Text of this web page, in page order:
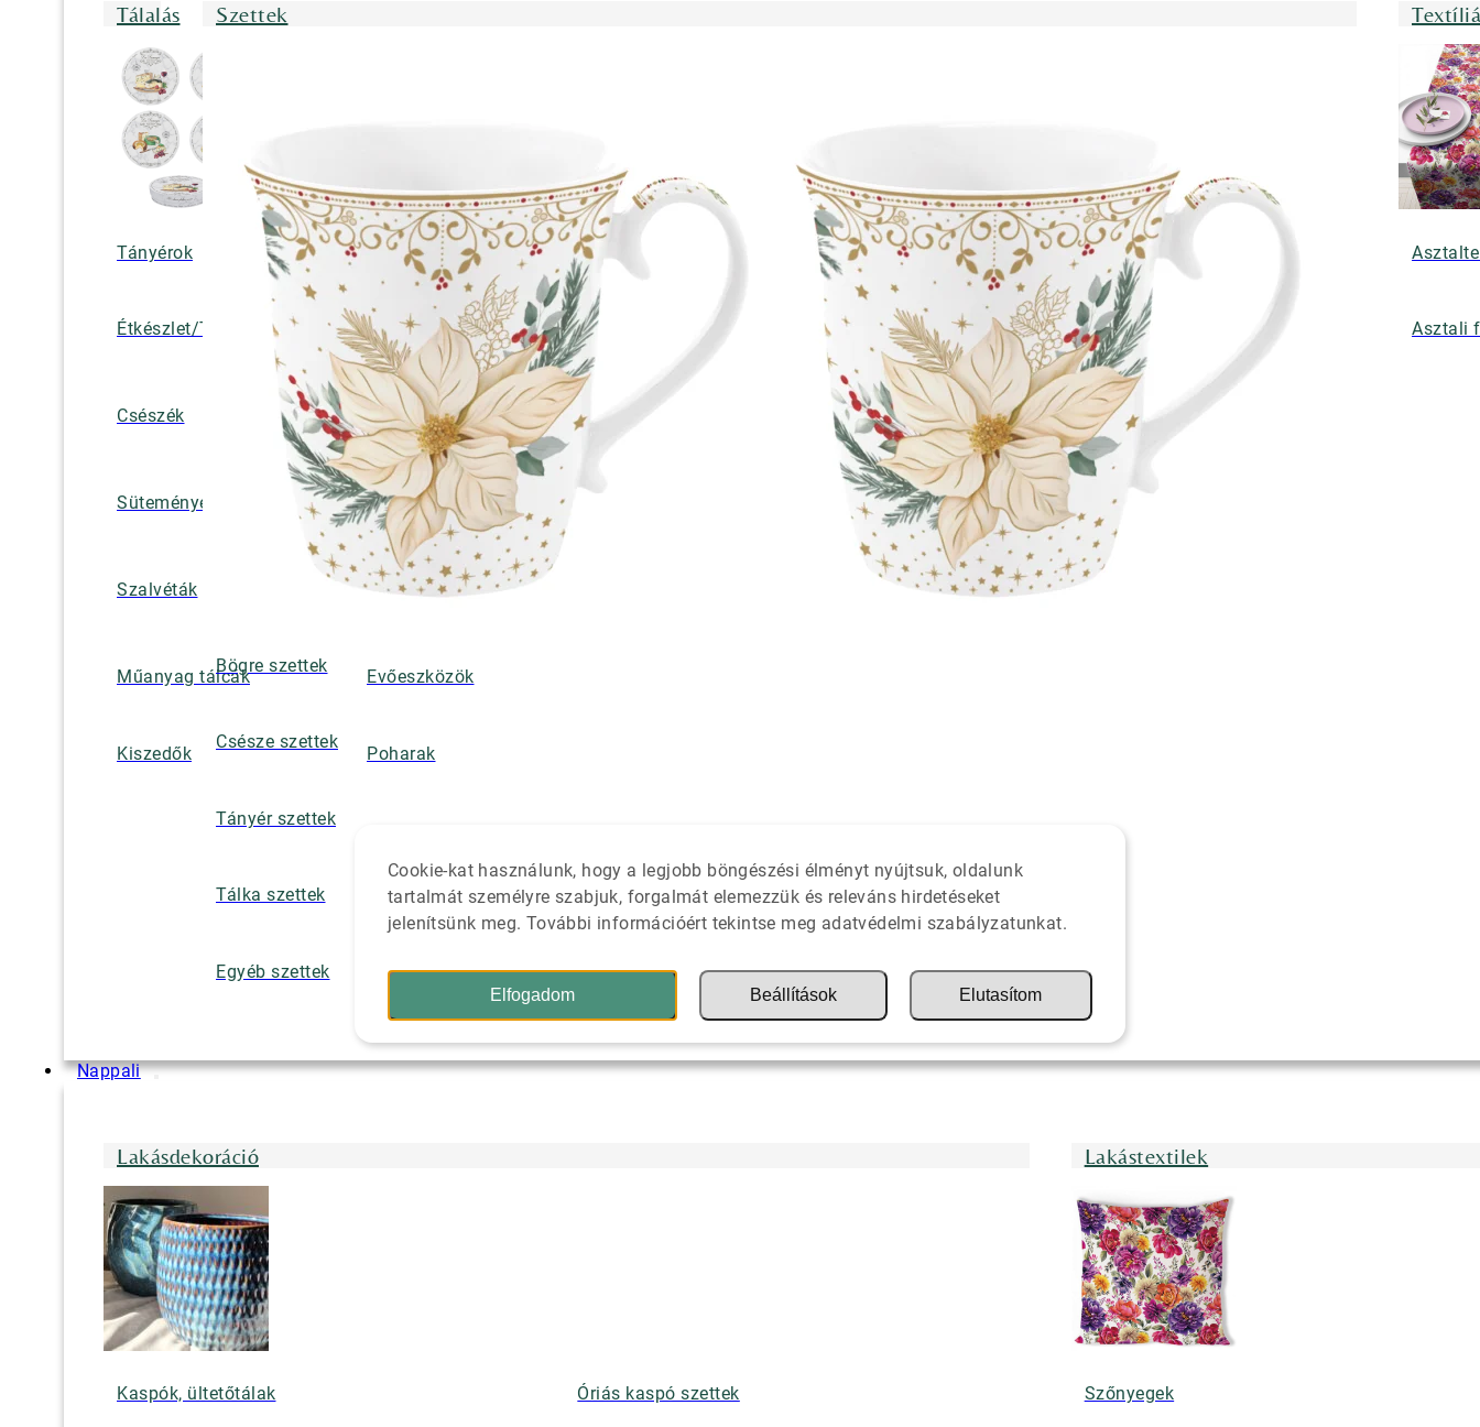
Tálalás
Tányérok Tálak/Tálcák/Tálalóedények
Étkészlet/Tányérkészlet Bögrék
Csészék
Teáskannák, kancsók,
tejkiöntők, cukortartók
Süteményes és tortatálak Pohár / tányéralátétek
Szalvéták
Szalvétatartók, só- és
borsszórók
Műanyag tálcák Evőeszközök
Kiszedők Poharak
Szettek
Bögre szettek
Csésze szettek
Tányér szettek
Tálka szettek
Egyéb szettek
Asztali
Nappali
Lakásdekoráció
Kaspók, ültetőtálak Óriás kaspó szettek
Lakástextilek
Szőnyegek
Cookie-kat használunk, hogy a legjobb böngészési élményt nyújtsuk, oldalunk
tartalmát személyre szabjuk, forgalmát elemezzük és releváns hirdetéseket
jelenítsünk meg. További információért tekintse meg adatvédelmi szabályzatunkat.
Elfogadom Beállítások Elutasítom